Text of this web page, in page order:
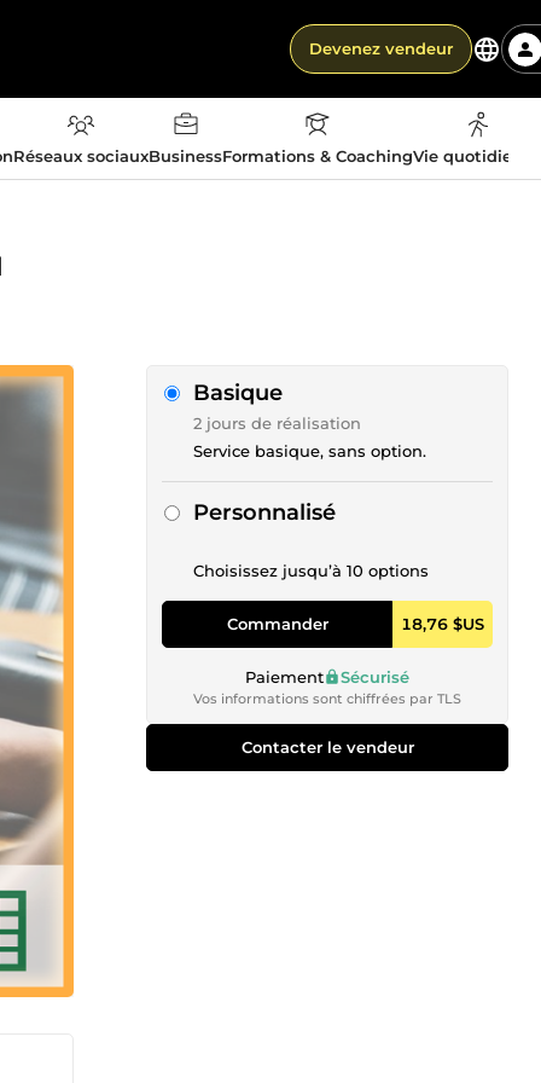
Devenez vendeur
Réseaux sociauxBusinessFormations & CoachingVie
Basique
2 jours de réalisation
Service basique, sans option.
Personnalisé
Choisissez jusqu’à 10 options
Commander 18,76 $US
Paiement Sécurisé
Vos informations sont chiffrées par TLS
Contacter le vendeur